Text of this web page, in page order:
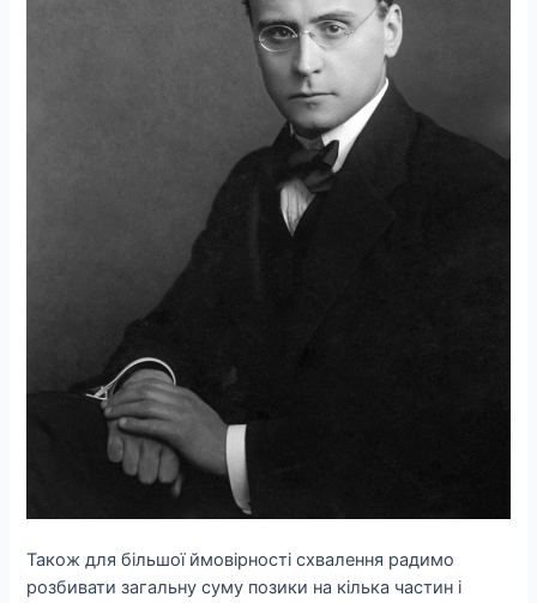
Також для більшої ймовірності схвалення радимо
розбивати загальну суму позики на кілька частин і